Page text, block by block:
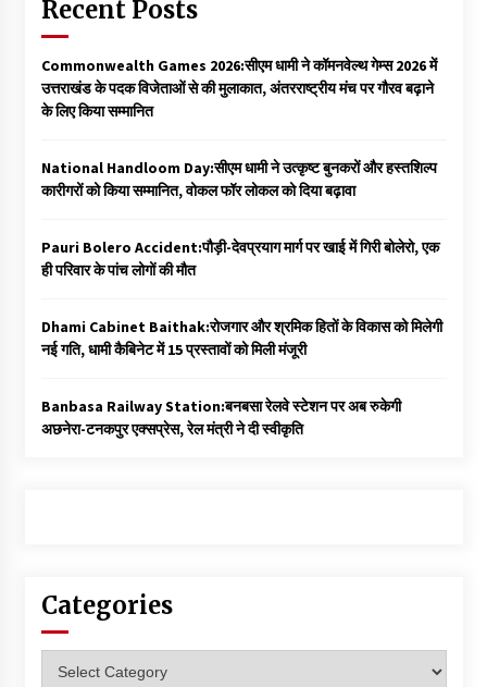
Recent Posts
Commonwealth Games 2026:सीएम धामी ने कॉमनवेल्थ गेम्स 2026 में
उत्तराखंड के पदक विजेताओं से की मुलाकात, अंतरराष्ट्रीय मंच पर गौरव बढ़ाने
के लिए किया सम्मानित
National Handloom Day:सीएम धामी ने उत्कृष्ट बुनकरों और हस्तशिल्प
कारीगरों को किया सम्मानित, वोकल फॉर लोकल को दिया बढ़ावा
Pauri Bolero Accident:पौड़ी-देवप्रयाग मार्ग पर खाई में गिरी बोलेरो, एक
ही परिवार के पांच लोगों की मौत
Dhami Cabinet Baithak:रोजगार और श्रमिक हितों के विकास को मिलेगी
नई गति, धामी कैबिनेट में 15 प्रस्तावों को मिली मंजूरी
Banbasa Railway Station:बनबसा रेलवे स्टेशन पर अब रुकेगी
अछनेरा-टनकपुर एक्सप्रेस, रेल मंत्री ने दी स्वीकृति
Categories